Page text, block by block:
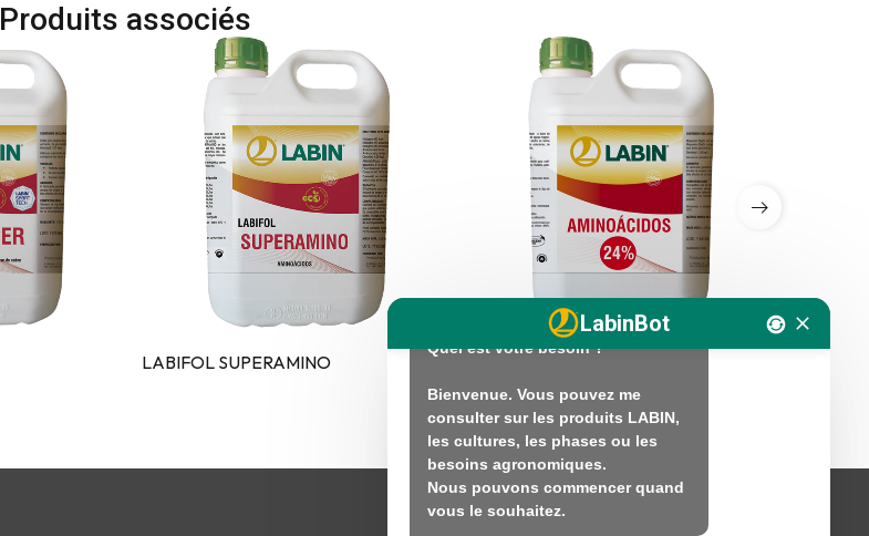
Produits associés
LABIFOL SUPERAMINO
LabinBot
Bonjour. Je suis LABINbot,
l'assistant technique en nutrition
végétale de LABIN.
Comment puis-je vous aider ?
Bonjour. Je suis là pour vous
aider avec vos questions sur la
fertilisation et la nutrition
Quel est votre besoin ?
Bienvenue. Vous pouvez me
consulter sur les produits LABIN,
les cultures, les phases ou les
besoins agronomiques.
Nous pouvons commencer quand
vous le souhaitez.